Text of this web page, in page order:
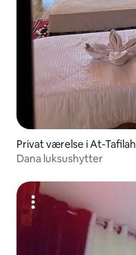
Privat værelse i At-Tafilah
Dana luksushytter